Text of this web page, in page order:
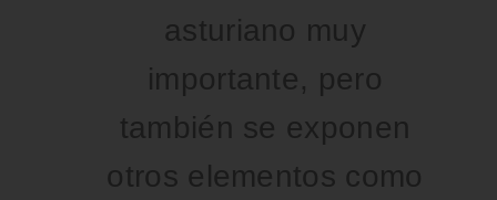
asturiano muy
importante, pero
también se exponen
otros elementos como